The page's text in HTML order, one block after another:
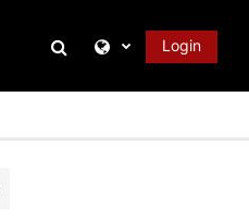
Attiva/disattiva
Login